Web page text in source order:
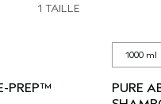
1 TAILLE
PREP™
1000 ml
PURE